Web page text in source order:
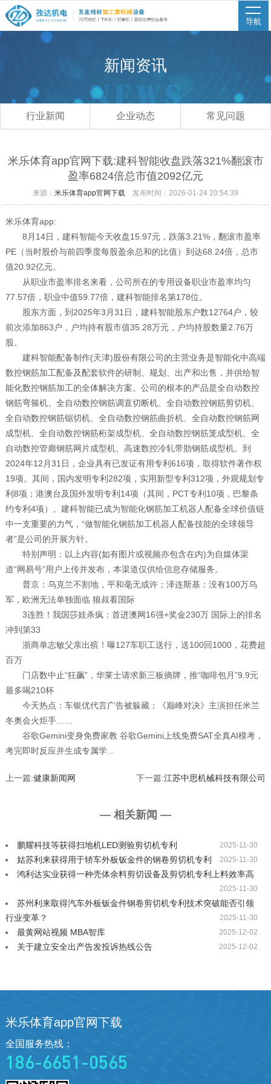
导航
新闻资讯
行业新闻 企业动态 常见问题
米乐体育app官网下载:建科智能收盘跌落321%翻滚市
盈率6824倍总市值2092亿元
来源： 米乐体育app官网下载 发布时间：2026-01-24 20:54:39
米乐体育app:
8月14日，建科智能今天收盘15.97元，跌落3.21%，翻滚市盈率
PE（当时股价与前四季度每股盈余总和的比值）到达68.24倍，总市
值20.92亿元。
从职业市盈率排名来看，公司所在的专用设备职业市盈率均匀
77.57倍，职业中值59.77倍，建科智能排名第178位。
股东方面，到2025年3月31日，建科智能股东户数12764户，较
前次添加863户，户均持有股市值35.28万元，户均持股数量2.76万
股。
建科智能配备制作(天津)股份有限公司的主营业务是智能化中高端
数控钢筋加工配备及配套软件的研制、规划、出产和出售，并供给智
能化数控钢筋加工的全体解决方案。公司的根本的产品是全自动数控
钢筋弯箍机、全自动数控钢筋调直切断机、全自动数控钢筋剪切机、
全自动数控钢筋锯切机、全自动数控钢筋曲折机、全自动数控钢筋网
成型机、全自动数控钢筋桁架成型机、全自动数控钢筋笼成型机、全
自动数控管廊钢筋网片成型机、高速数控冷轧带肋钢筋成型机。到
2024年12月31日，企业具有已发证有用专利616项，取得软件著作权
19项。其间，国内发明专利282项，实用新型专利312项，外观规划专
利8项；港澳台及国外发明专利14项（其间，PCT专利10项，巴黎条
约专利4项）。建科智能已成为智能化钢筋加工机器人配备全球价值链
中一支重要的力气，“做智能化钢筋加工机器人配备技能的全球领导
者”是公司的开展方针。
特别声明：以上内容(如有图片或视频亦包含在内)为自媒体渠
道“网易号”用户上传并发布，本渠道仅供给信息存储服务。
普京：乌克兰不割地，平和毫无或许；泽连斯基：没有100万乌
军，欧洲无法单独面临 狼叔看国际
3连胜！我国莎娃杀疯：首进澳网16强+奖金230万 国际上的排名
冲到第33
浙商单志敏父亲出殡！曝127车职工送行，送100回1000，花费超
百万
门店数中止“狂飙”，华莱士请求新三板摘牌，推“咖啡包月”9.9元
最多喝210杯
今天热点：车银优代言广告被躲藏；《巅峰对决》主演担任米兰
冬奥会火炬手……
谷歌Gemini变身免费家教 谷歌Gemini上线免费SAT全真AI模考，
考完即时反应并生成专属学...
上一篇:健康新闻网 下一篇:江苏中思机械科技有限公司
— 相关新闻 —
鹏耀科技等获得扫地机LED测验剪切机专利 2025-11-30
姑苏利来获得用于轿车外板钣金件的钢卷剪切机专利 2025-11-30
鸿利达实业获得一种壳体余料剪切设备及剪切机专利上料效率高
2025-11-30
苏州利来取得汽车外板钣金件钢卷剪切机专利技术突破能否引领
行业变革？
2025-11-30
最黄网站视频 MBA智库 2025-12-02
关于建立安全出产告发投诉热线公告 2025-12-02
米乐体育app官网下载
全国服务热线：
186-6651-0565